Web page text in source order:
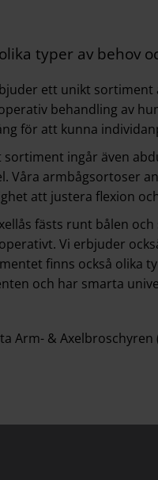
typer av behov
ett unikt sortiment
behandling av
för att kunna
sortiment ingår även
Våra armbågsortoser
att justera flexion
fästs runt bålen
Vi erbjuder
finns också olika
och har smarta
Arm- & Axelbroschyren